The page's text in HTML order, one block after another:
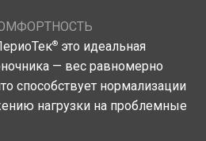
® это идеальная
— вес равномерно
способствует нормализации
нагрузки на проблемные